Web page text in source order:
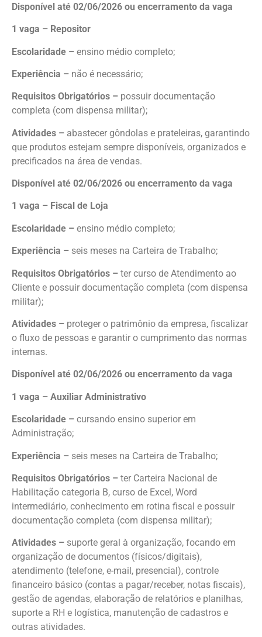
Disponível até 02/06/2026 ou encerramento da vaga
1 vaga – Repositor
Escolaridade – ensino médio completo;
Experiência – não é necessário;
Requisitos Obrigatórios – possuir documentação
completa (com dispensa militar);
Atividades – abastecer gôndolas e prateleiras, garantindo
que produtos estejam sempre disponíveis, organizados e
precificados na área de vendas.
Disponível até 02/06/2026 ou encerramento da vaga
1 vaga – Fiscal de Loja
Escolaridade – ensino médio completo;
Experiência – seis meses na Carteira de Trabalho;
Requisitos Obrigatórios – ter curso de Atendimento ao
Cliente e possuir documentação completa (com dispensa
militar);
Atividades – proteger o patrimônio da empresa, fiscalizar
o fluxo de pessoas e garantir o cumprimento das normas
internas.
Disponível até 02/06/2026 ou encerramento da vaga
1 vaga – Auxiliar Administrativo
Escolaridade – cursando ensino superior em
Administração;
Experiência – seis meses na Carteira de Trabalho;
Requisitos Obrigatórios – ter Carteira Nacional de
Habilitação categoria B, curso de Excel, Word
intermediário, conhecimento em rotina fiscal e possuir
documentação completa (com dispensa militar);
Atividades – suporte geral à organização, focando em
organização de documentos (físicos/digitais),
atendimento (telefone, e-mail, presencial), controle
financeiro básico (contas a pagar/receber, notas fiscais),
gestão de agendas, elaboração de relatórios e planilhas,
suporte a RH e logística, manutenção de cadastros e
outras atividades.